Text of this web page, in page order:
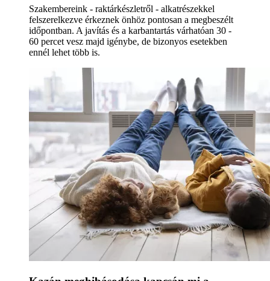
Szakembereink - raktárkészletről - alkatrészekkel
felszerelkezve érkeznek önhöz pontosan a megbeszélt
időpontban. A javítás és a karbantartás várhatóan 30 -
60 percet vesz majd igénybe, de bizonyos esetekben
ennél lehet több is.